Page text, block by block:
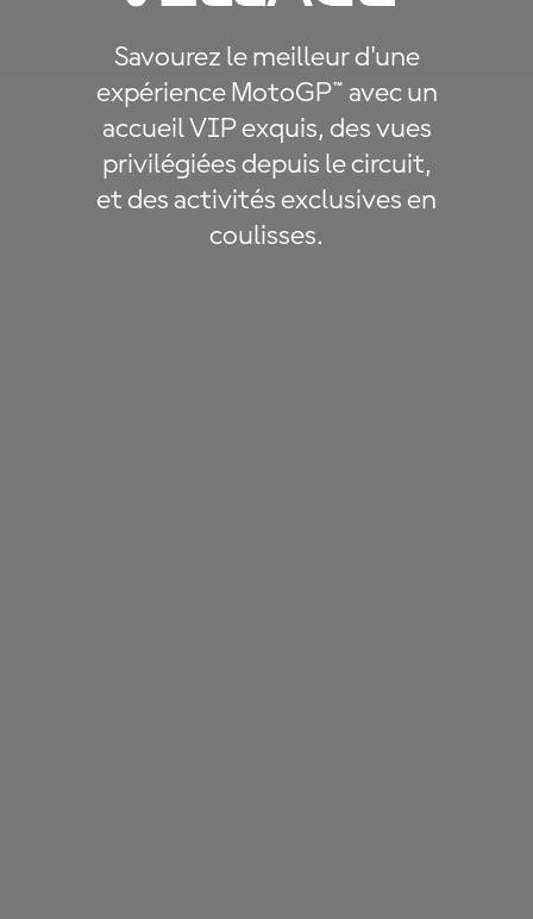
Savourez le meilleur d'une
expérience MotoGP™ avec un
accueil VIP exquis, des vues
privilégiées depuis le circuit,
et des activités exclusives en
coulisses.